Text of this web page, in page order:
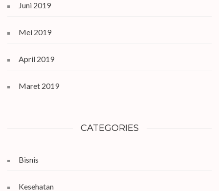
Juni 2019
Mei 2019
April 2019
Maret 2019
CATEGORIES
Bisnis
Kesehatan